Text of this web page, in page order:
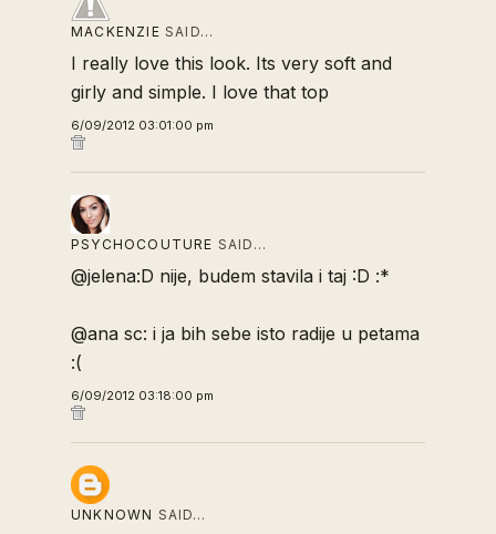
MACKENZIE SAID…
I really love this look. Its very soft and
girly and simple. I love that top
6/09/2012 03:01:00 pm
PSYCHOCOUTURE SAID…
@jelena:D nije, budem stavila i taj :D :*
@ana sc: i ja bih sebe isto radije u petama
:(
6/09/2012 03:18:00 pm
UNKNOWN SAID…